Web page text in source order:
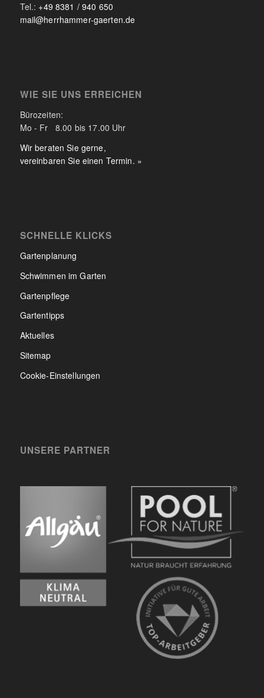
Tel.: +49 8381 / 940 650
mail@herrhammer-gaerten.de
WIE SIE UNS ERREICHEN
Bürozeiten:
Mo - Fr 8.00 bis 17.00 Uhr
Wir beraten Sie gerne,
vereinbaren Sie einen Termin. »
SCHNELLE KLICKS
Gartenplanung
Schwimmen im Garten
Gartenpflege
Gartentipps
Aktuelles
Sitemap
Cookie-Einstellungen
UNSERE PARTNER